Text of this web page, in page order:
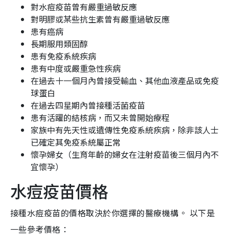
對水痘疫苗曾有嚴重過敏反應
對明膠或某些抗生素曾有嚴重過敏反應
患有癌病
長期服用類固醇
患有免疫系統疾病
患有中度或嚴重急性疾病
在過去十一個月內曾接受輸血、其他血液產品或免疫
球蛋白
在過去四星期內曾接種活菌疫苗
患有活躍的結核病，而又未曾開始療程
家族中有先天性或遺傳性免疫系統疾病，除非該人士
已確定其免疫系統屬正常
懷孕婦女（生育年齡的婦女在注射疫苗後三個月內不
宜懷孕）
水痘疫苗價格
接種水痘疫苗的價格取決於你選擇的醫療機構。 以下是
一些參考價格：